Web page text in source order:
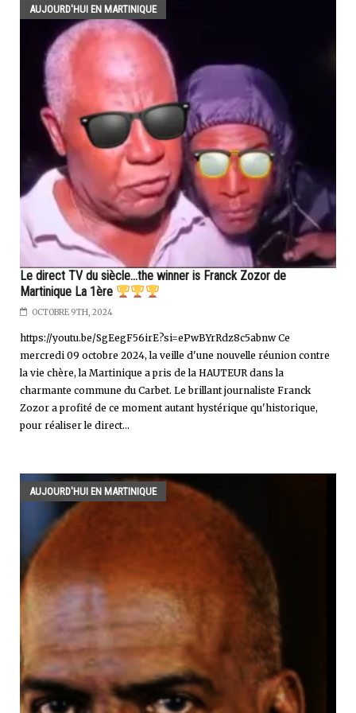
AUJOURD'HUI EN MARTINIQUE
Le direct TV du siècle...the winner is Franck Zozor de
Martinique La 1ère
OCTOBRE 9TH, 2024
https://youtu.be/SgEegF56irE?si=ePwBYrRdz8c5abnw Ce
mercredi 09 octobre 2024, la veille d'une nouvelle réunion contre
la vie chère, la Martinique a pris de la HAUTEUR dans la
charmante commune du Carbet. Le brillant journaliste Franck
Zozor a profité de ce moment autant hystérique qu'historique,
pour réaliser le direct...
AUJOURD'HUI EN MARTINIQUE